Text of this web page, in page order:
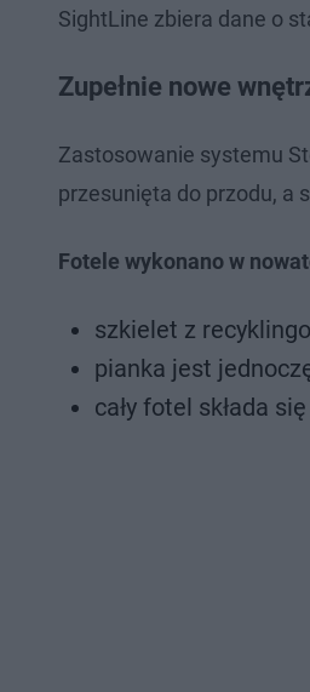
SightLine zbiera dane o
Zupełnie nowe
Zastosowanie systemu
przesunięta do przodu, a
Fotele wykonano w
szkielet z
pianka jest
cały fotel składa